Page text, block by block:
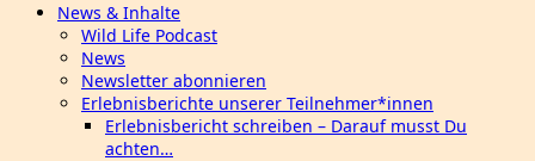
News & Inhalte
Wild Life Podcast
News
Newsletter abonnieren
Erlebnisberichte unserer Teilnehmer*innen
Erlebnisbericht schreiben – Darauf musst Du
achten…